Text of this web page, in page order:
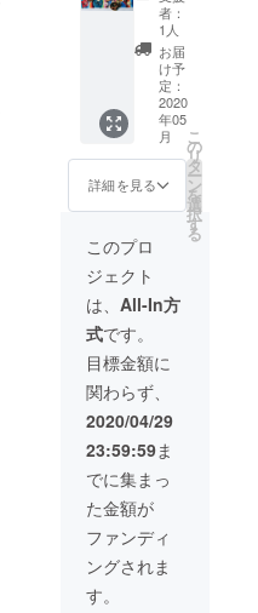
してお
ります
（時間
指定は
できま
す） も
しそれ
以外の
を希望
の場
能な限
り対応
します
のでオ
プショ
ンで
【別の
日時指
定希
望】を
選んで
もらっ
た上
で、備
考欄に
着荷希
望日を
5/20以
パイ
ン、
キーラ
イム、
オニオ
子様も
お楽し
み頂け
る様
を抑え
た味付
けでご
用意致
しま
す。 ＊
別添え
でホッ
トソー
スお付
けしま
す。 ※
お届け
の予定
は、準
備の関
係上基
本的に
目・3度
目のご
来店の
際に繰
り返し
お使い
頂けま
す。 ※
期限は
お店が
存続す
る限り
無期限
とさせ
て頂き
ます。
ケット
となり
ます。
毎日自
分で使
うこと
も、仲
間内で
のパー
ティー
のため
に利用
して頂
くこと
もでき
ます！
※例：
5000円
での飲
み放題
付きの
コース
がある
ので例
えば24
名様分
のパー
ティー
で一度
に使っ
パー
ティー
プラン
（飲み
放題＆
フード
き）】
最高額
支援の
プラン
です。
アフロ
タコス
の店舗
を貸し
切って
ご自由
にご利
用頂け
ます。
25名分
の飲み
放題
（3h）
+食事付
き＝
¥125,00
0相当
使い方
者：
1人
お届
け予
定：
2020
年05
月
詳細を見る
こ
の
リ
タ
ー
ン
を
選
択
す
る
このプロ
ジェクト
は、 All-In方
式です。
目標金額に
関わらず、
2020/04/29
23:59:59ま
でに集まっ
た金額が
ファンディ
ングされま
す。